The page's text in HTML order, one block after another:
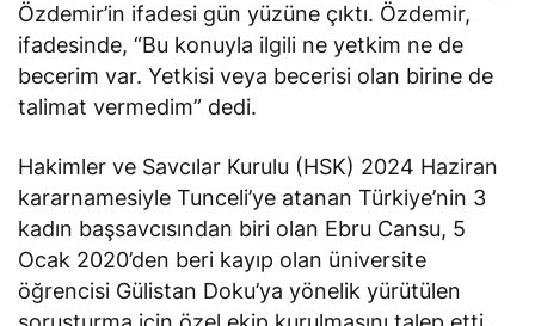
Özdemir’in ifadesi gün yüzüne çıktı. Özdemir,
ifadesinde, “Bu konuyla ilgili ne yetkim ne de
becerim var. Yetkisi veya becerisi olan birine de
talimat vermedim” dedi.
Hakimler ve Savcılar Kurulu (HSK) 2024 Haziran
kararnamesiyle Tunceli’ye atanan Türkiye’nin 3
kadın başsavcısından biri olan Ebru Cansu, 5
Ocak 2020’den beri kayıp olan üniversite
öğrencisi Gülistan Doku’ya yönelik yürütülen